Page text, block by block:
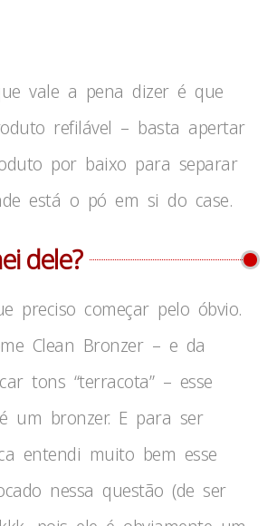
vale a pena dizer é que
refilável – basta apertar
por baixo para separar
está o pó em si do case.
dele?
preciso começar pelo óbvio.
Clean Bronzer – e da
tons “terracota” – esse
um bronzer. E para ser
entendi muito bem esse
nessa questão (de ser